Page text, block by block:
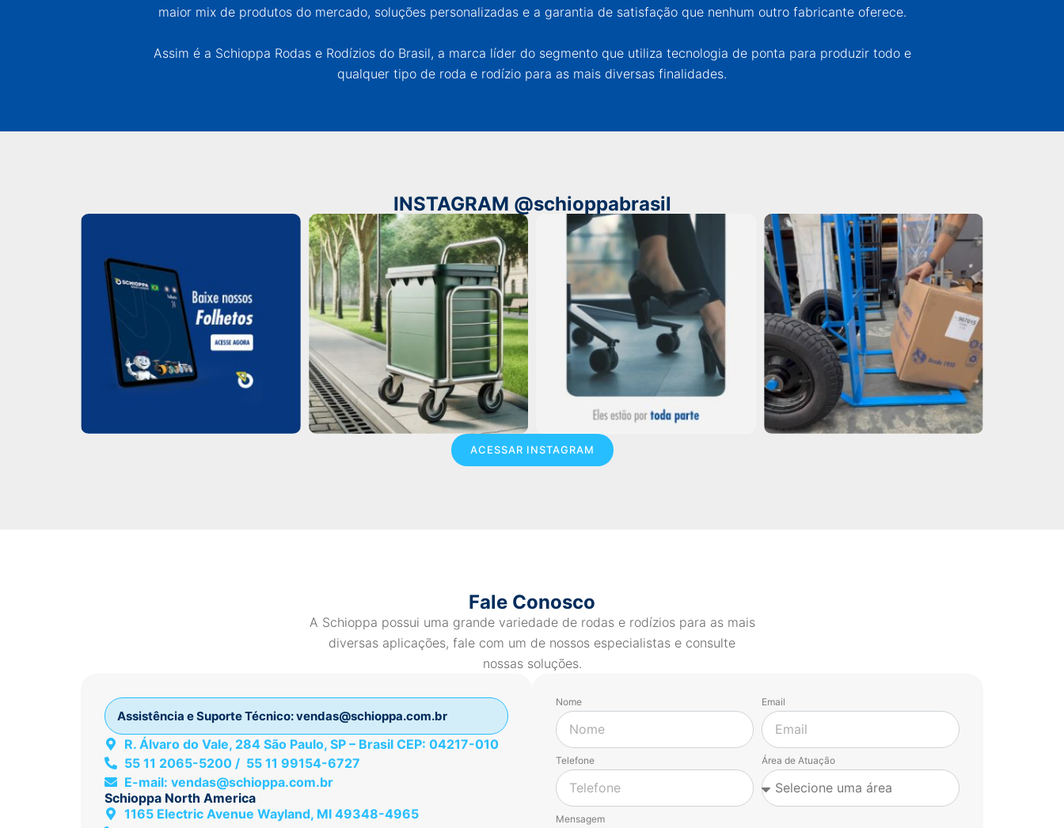
maior mix de produtos do mercado, soluções personalizadas e a garantia de satisfação que nenhum outro fabricante oferece.
Assim é a Schioppa Rodas e Rodízios do Brasil, a marca líder do segmento que utiliza tecnologia de ponta para produzir todo e
qualquer tipo de roda e rodízio para as mais diversas finalidades.
INSTAGRAM @schioppabrasil
ACESSAR INSTAGRAM
Fale Conosco
A Schioppa possui uma grande variedade de rodas e rodízios para as mais
diversas aplicações, fale com um de nossos especialistas e consulte
nossas soluções.
Assistência e Suporte Técnico:vendas@schioppa.com.br
R. Álvaro do Vale, 284 São Paulo, SP – Brasil CEP: 04217-010
55 11 2065-5200 / 55 11 99154-6727
E-mail: vendas@schioppa.com.br
Schioppa North America
1165 Electric Avenue Wayland, MI 49348-4965
Nome Email
Telefone Área de Atuação
Mensagem